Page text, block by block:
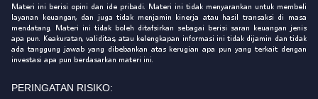
Materi ini berisi opini dan ide pribadi. Materi ini tidak menyarankan untuk membeli
layanan keuangan, dan juga tidak menjamin kinerja atau hasil transaksi di masa
mendatang. Materi ini tidak boleh ditafsirkan sebagai berisi saran keuangan jenis
apa pun. Keakuratan, validitas, atau kelengkapan informasi ini tidak dijamin dan tidak
ada tanggung jawab yang dibebankan atas kerugian apa pun yang terkait dengan
investasi apa pun berdasarkan materi ini.
PERINGATAN RISIKO: